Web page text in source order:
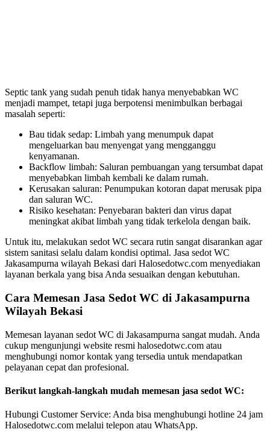
Septic tank yang sudah penuh tidak hanya menyebabkan WC
menjadi mampet, tetapi juga berpotensi menimbulkan berbagai
masalah seperti:
Bau tidak sedap: Limbah yang menumpuk dapat
mengeluarkan bau menyengat yang mengganggu
kenyamanan.
Backflow limbah: Saluran pembuangan yang tersumbat dapat
menyebabkan limbah kembali ke dalam rumah.
Kerusakan saluran: Penumpukan kotoran dapat merusak pipa
dan saluran WC.
Risiko kesehatan: Penyebaran bakteri dan virus dapat
meningkat akibat limbah yang tidak terkelola dengan baik.
Untuk itu, melakukan sedot WC secara rutin sangat disarankan agar
sistem sanitasi selalu dalam kondisi optimal. Jasa sedot WC
Jakasampurna wilayah Bekasi dari Halosedotwc.com menyediakan
layanan berkala yang bisa Anda sesuaikan dengan kebutuhan.
Cara Memesan Jasa Sedot WC di Jakasampurna
Wilayah Bekasi
Memesan layanan sedot WC di Jakasampurna sangat mudah. Anda
cukup mengunjungi website resmi halosedotwc.com atau
menghubungi nomor kontak yang tersedia untuk mendapatkan
pelayanan cepat dan profesional.
Berikut langkah-langkah mudah memesan jasa sedot WC:
Hubungi Customer Service: Anda bisa menghubungi hotline 24 jam
Halosedotwc.com melalui telepon atau WhatsApp.